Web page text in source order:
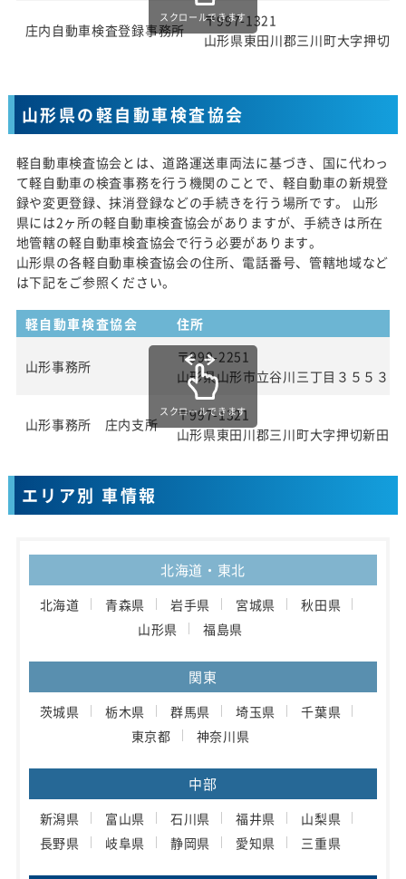
庄内自動車検査登録事務所
〒997-1321
山形県東田川郡三川町大字押切
スクロールできます
山形県の軽自動車検査協会
軽自動車検査協会とは、道路運送車両法に基づき、国に代わっ
て軽自動車の検査事務を行う機関のことで、軽自動車の新規登
録や変更登録、抹消登録などの手続きを行う場所です。 山形
県には2ヶ所の軽自動車検査協会がありますが、手続きは所在
地管轄の軽自動車検査協会で行う必要があります。
山形県の各軽自動車検査協会の住所、電話番号、管轄地域など
は下記をご参照ください。
軽自動車検査協会 住所
山形事務所
〒990-2251
山形県山形市立谷川三丁目３５５３番
山形事務所 庄内支所
〒997-1321
山形県東田川郡三川町大字押切新田
スクロールできます
エリア別 車情報
北海道・東北
北海道 青森県 岩手県 宮城県
秋田県
山形県
福島県
関東
茨城県 栃木県 群馬県 埼玉県
千葉県
東京都
神奈川県
中部
新潟県 富山県 石川県 福井県
山梨県
長野県
岐阜県 静岡県 愛知県 三重県